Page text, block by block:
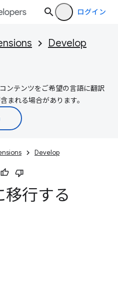
ログイン
Develop
ンテンツをご希望の言語に翻訳
まれる場合があります。
Develop
移行する